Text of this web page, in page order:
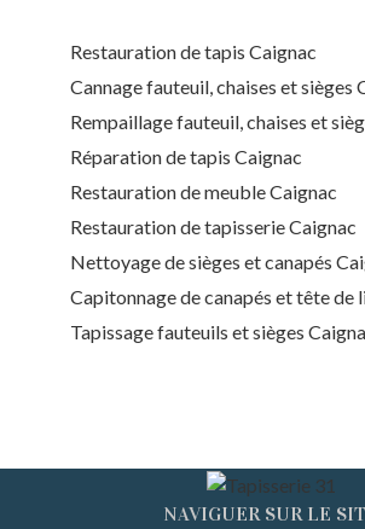
Restauration de tapis Caignac
Cannage fauteuil, chaises et sièges
Rempaillage fauteuil, chaises et
Réparation de tapis Caignac
Restauration de meuble Caignac
Restauration de tapisserie Caignac
Nettoyage de sièges et canapés
Capitonnage de canapés et tête de
Tapissage fauteuils et sièges
NAVIGUER SUR LE